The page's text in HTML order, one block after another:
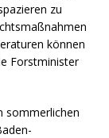
zu
können
Forstminister
sommerlichen